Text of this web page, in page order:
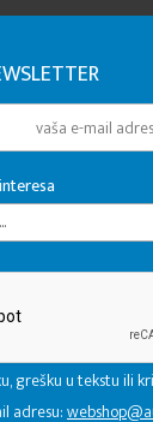
grešku u tekstu ili
adresu: